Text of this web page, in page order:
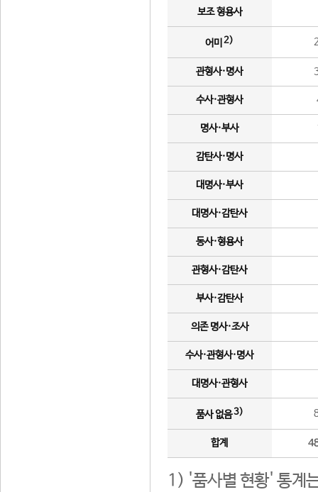
보조 형용사
어미 2)
관형사·명사
수사·관형사
명사·부사
감탄사·명사
대명사·부사
대명사·감탄사
동사·형용사
관형사·감탄사
부사·감탄사
의존 명사·조사
수사·관형사·명사
대명사·관형사
품사 없음3)
합계
1) '품사별 현황' 통계